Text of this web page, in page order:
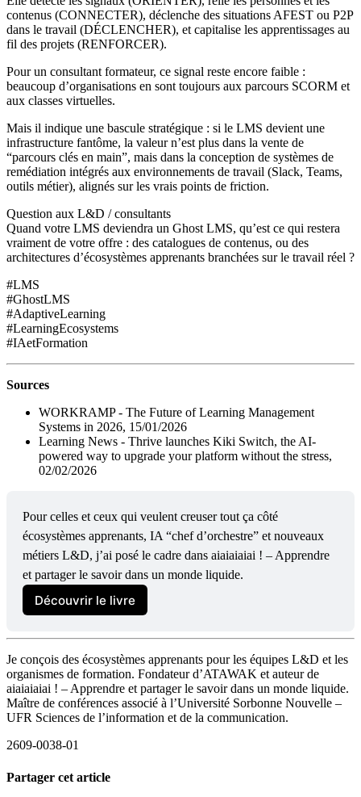
contenus (CONNECTER), déclenche des situations AFEST ou P2P
dans le travail (DÉCLENCHER), et capitalise les apprentissages au
fil des projets (RENFORCER).
Pour un consultant formateur, ce signal reste encore faible :
beaucoup d’organisations en sont toujours aux parcours SCORM et
aux classes virtuelles.
Mais il indique une bascule stratégique : si le LMS devient une
infrastructure fantôme, la valeur n’est plus dans la vente de
“parcours clés en main”, mais dans la conception de systèmes de
remédiation intégrés aux environnements de travail (Slack, Teams,
outils métier), alignés sur les vrais points de friction.
Question aux L&D / consultants
Quand votre LMS deviendra un Ghost LMS, qu’est ce qui restera
vraiment de votre offre : des catalogues de contenus, ou des
architectures d’écosystèmes apprenants branchées sur le travail réel ?
#LMS
#GhostLMS
#AdaptiveLearning
#LearningEcosystems
#IAetFormation
Sources
WORKRAMP - The Future of Learning Management
Systems in 2026, 15/01/2026
Learning News - Thrive launches Kiki Switch, the AI-
powered way to upgrade your platform without the stress,
02/02/2026
Pour celles et ceux qui veulent creuser tout ça côté
écosystèmes apprenants, IA “chef d’orchestre” et nouveaux
métiers L&D, j’ai posé le cadre dans aiaiaiaiai ! – Apprendre
et partager le savoir dans un monde liquide.
Découvrir le livre
Je conçois des écosystèmes apprenants pour les équipes L&D et les
organismes de formation. Fondateur d’ATAWAK et auteur de
aiaiaiaiai ! – Apprendre et partager le savoir dans un monde liquide.
Maître de conférences associé à l’Université Sorbonne Nouvelle –
UFR Sciences de l’information et de la communication.
2609-0038-01
Partager cet article